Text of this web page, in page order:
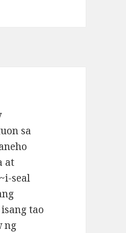
sa
at
~i-seal
tao
ng